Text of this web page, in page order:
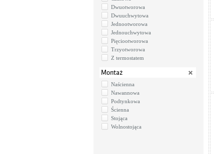
Dwuotworowa
Dwuuchwytowa
Jednootworowa
Jednouchwytowa
Pięciootworowa
Trzyotworowa
Z termostatem
Montaż
Naścienna
Nawannowa
Podtynkowa
Ścienna
Stojąca
Wolnostojąca